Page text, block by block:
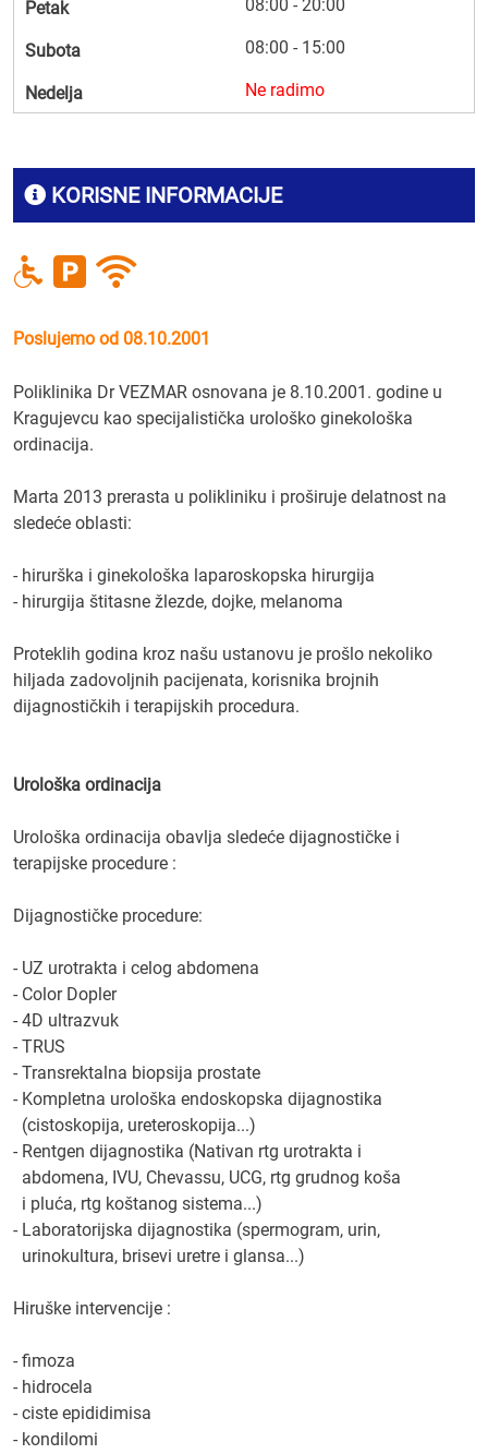
KORISNE INFORMACIJE
Poslujemo od 08.10.2001
Poliklinika Dr VEZMAR osnovana je 8.10.2001. godine u
Kragujevcu kao specijalistička urološko ginekološka
ordinacija.
Marta 2013 prerasta u polikliniku i proširuje delatnost na
sledeće oblasti:
- hirurška i ginekološka laparoskopska hirurgija
- hirurgija štitasne žlezde, dojke, melanoma
Proteklih godina kroz našu ustanovu je prošlo nekoliko
hiljada zadovoljnih pacijenata, korisnika brojnih
dijagnostičkih i terapijskih procedura.
Urološka ordinacija
Urološka ordinacija obavlja sledeće dijagnostičke i
terapijske procedure :
Dijagnostičke procedure:
- UZ urotrakta i celog abdomena
- Color Dopler
- 4D ultrazvuk
- TRUS
- Transrektalna biopsija prostate
- Kompletna urološka endoskopska dijagnostika
(cistoskopija, ureteroskopija...)
- Rentgen dijagnostika (Nativan rtg urotrakta i
abdomena, IVU, Chevassu, UCG, rtg grudnog koša
i pluća, rtg koštanog sistema...)
- Laboratorijska dijagnostika (spermogram, urin,
urinokultura, brisevi uretre i glansa...)
Hiruške intervencije :
- fimoza
- hidrocela
- ciste epididimisa
- kondilomi
Petak 08:00 - 20:00
Subota 08:00 - 15:00
Nedelja Ne radimo